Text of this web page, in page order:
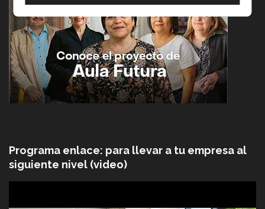
Programa enlace: para llevar a tu empresa al
siguiente nivel (video)